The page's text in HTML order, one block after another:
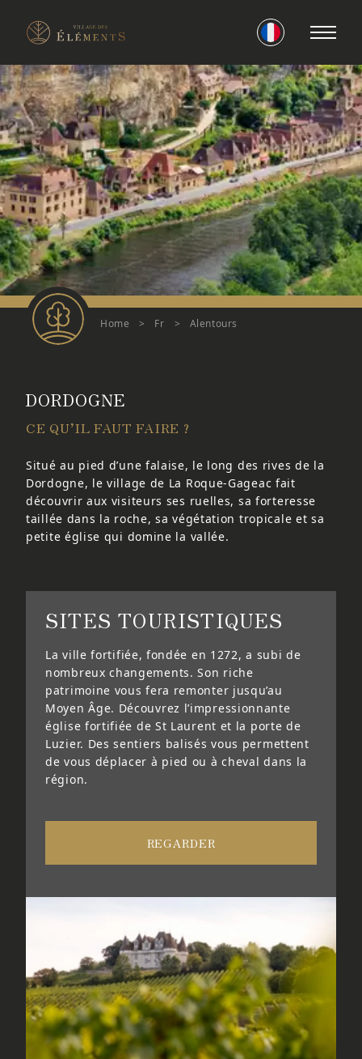
Home > Fr > Alentours
DORDOGNE
CE QU’IL FAUT FAIRE ?
Situé au pied d’une falaise, le long des rives de la
Dordogne, le village de La Roque-Gageac fait
découvrir aux visiteurs ses ruelles, sa forteresse
taillée dans la roche, sa végétation tropicale et sa
petite église qui domine la vallée.
SITES TOURISTIQUES
La ville fortifiée, fondée en 1272, a subi de
nombreux changements. Son riche
patrimoine vous fera remonter jusqu’au
Moyen Âge. Découvrez l’impressionnante
église fortifiée de St Laurent et la porte de
Luzier. Des sentiers balisés vous permettent
de vous déplacer à pied ou à cheval dans la
région.
REGARDER